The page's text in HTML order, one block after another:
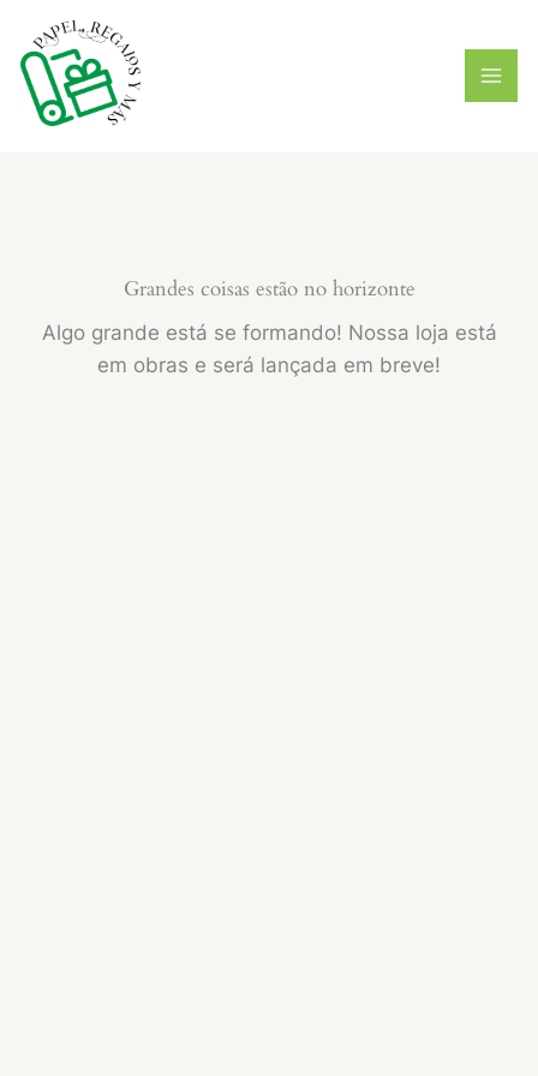
para
conteúdo
Grandes coisas estão no horizonte
Algo grande está se formando! Nossa loja está
em obras e será lançada em breve!